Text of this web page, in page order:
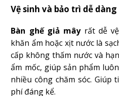
Vệ sinh và bảo trì dễ dàng
Bàn ghế giả mâyrất dễ vệ
khăn ẩm hoặc xịt nước là
cấp không thấm nước và
ẩm mốc, giúp sản phẩm
nhiều công chăm sóc. Giúp
phí đáng kể.